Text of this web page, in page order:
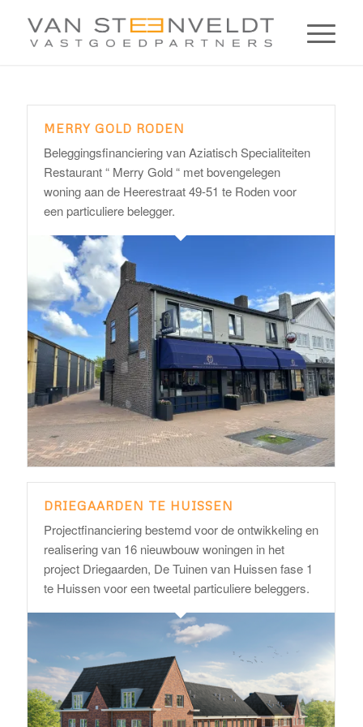
MERRY GOLD RODEN
Beleggingsfinanciering van Aziatisch Specialiteiten
Restaurant “ Merry Gold “ met bovengelegen
woning aan de Heerestraat 49-51 te Roden voor
een particuliere belegger.
DRIEGAARDEN TE HUISSEN
Projectfinanciering bestemd voor de ontwikkeling en
realisering van 16 nieuwbouw woningen in het
project Driegaarden, De Tuinen van Huissen fase 1
te Huissen voor een tweetal particuliere beleggers.